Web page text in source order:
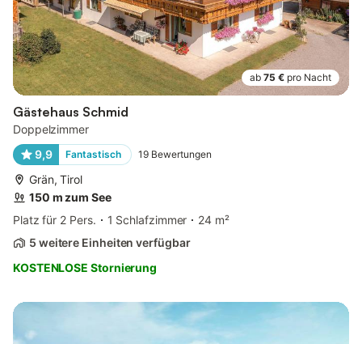
ab 75 € pro Nacht
Gästehaus Schmid
Doppelzimmer
9,9
Fantastisch 19 Bewertungen
Grän, Tirol
150 m zum See
Platz für 2 Pers.
1 Schlafzimmer
24 m²
5 weitere Einheiten verfügbar
KOSTENLOSE Stornierung